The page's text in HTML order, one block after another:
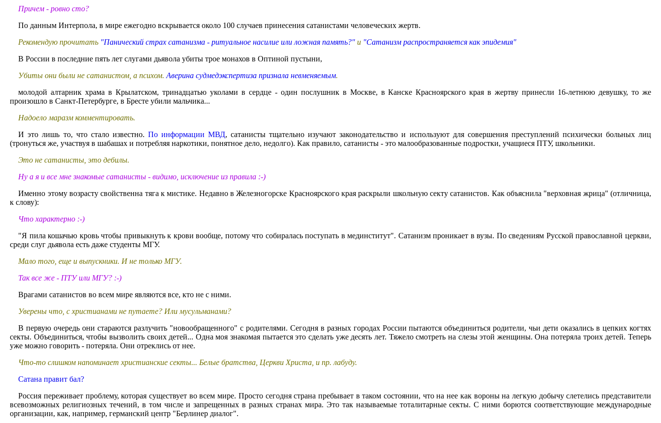
Причем - ровно сто?
По данным Интерпола, в мире ежегодно вскрывается около 100 случаев принесения сатанистами человеческих жертв.
Рекомендую прочитать "Панический страх сатанизма - ритуальное насилие или ложная память?" и "Сатанизм распространяется как эпидемия"
В России в последние пять лет слугами дьявола убиты трое монахов в Оптиной пустыни,
Убиты они были не сатанистом, а психом.Аверина судмедэкспертиза признала невменяемым.
молодой алтарник храма в Крылатском, тринадцатью уколами в сердце - один послушник в Москве, в Канске Красноярского края в жертву принесли 16-летнюю девушку, то же
произошло в Санкт-Петербурге, в Бресте убили мальчика...
Надоело маразм комментировать.
И это лишь то, что стало известно. По информации МВД, сатанисты тщательно изучают законодательство и используют для совершения преступлений психически больных лиц
(тронуться же, участвуя в шабашах и потребляя наркотики, понятное дело, недолго). Как правило, сатанисты - это малообразованные подростки, учащиеся ПТУ, школьники.
Это не сатанисты, это дебилы.
Ну а я и все мне знакомые сатанисты - видимо, исключение из правила :-)
Именно этому возрасту свойственна тяга к мистике. Недавно в Железногорске Красноярского края раскрыли школьную секту сатанистов. Как объяснила "верховная жрица" (отличница,
к слову):
Что характерно :-)
"Я пила кошачью кровь чтобы привыкнуть к крови вообще, потому что собиралась поступать в мединститут". Сатанизм проникает в вузы. По сведениям Русской православной церкви,
среди слуг дьявола есть даже студенты МГУ.
Мало того, еще и выпускники. И не только МГУ.
Так все же - ПТУ или МГУ? :-)
Врагами сатанистов во всем мире являются все, кто не с ними.
Уверены что, с христианами не путаете? Или мусульманами?
В первую очередь они стараются разлучить "новообращенного" с родителями. Сегодня в разных городах России пытаются объединиться родители, чьи дети оказались в цепких когтях
секты. Объединиться, чтобы вызволить своих детей... Одна моя знакомая пытается это сделать уже десять лет. Тяжело смотреть на слезы этой женщины. Она потеряла троих детей. Теперь
уже можно говорить - потеряла. Они отреклись от нее.
Что-то слишком напоминает христианские секты... Белые братства, Церкви Христа, и пр. лабуду.
Сатана правит бал?
Россия переживает проблему, которая существует во всем мире. Просто сегодня страна пребывает в таком состоянии, что на нее как вороны на легкую добычу слетелись представители
всевозможных религиозных течений, в том числе и запрещенных в разных странах мира. Это так называемые тоталитарные секты. С ними борются соответствующие международные
организации, как, например, германский центр "Берлинер диалог".